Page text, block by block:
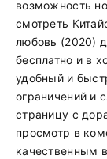
возможность
смотреть
любовь (2020)
бесплатно и в
удобный и
ограничений и
страницу с
просмотр в
качественным